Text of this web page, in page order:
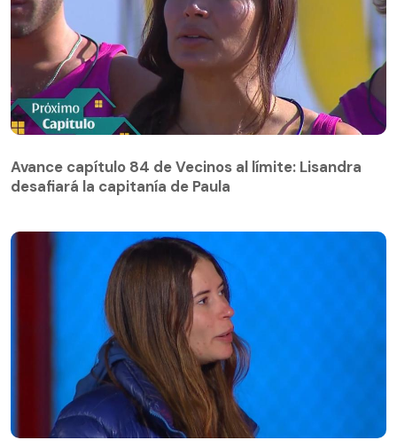
desafiará la capitanía de Paula
Avance capítulo 84 de Vecinos al límite: Lisandra
desafiará la capitanía de Paula